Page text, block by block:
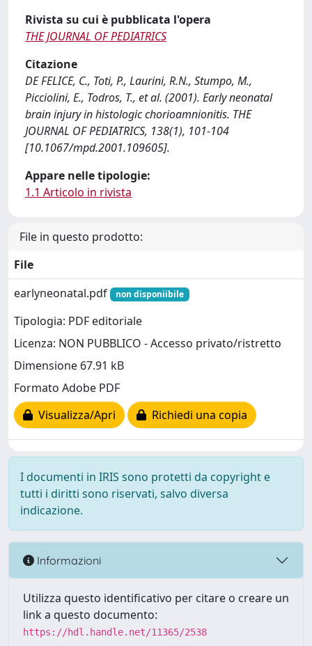
Rivista su cui è pubblicata l'opera
THE JOURNAL OF PEDIATRICS
Citazione
DE FELICE, C., Toti, P., Laurini, R.N., Stumpo, M.,
Picciolini, E., Todros, T., et al. (2001). Early neonatal
brain injury in histologic chorioamnionitis. THE
JOURNAL OF PEDIATRICS, 138(1), 101-104
[10.1067/mpd.2001.109605].
Appare nelle tipologie:
1.1 Articolo in rivista
File in questo prodotto:
File
earlyneonatal.pdf
non disponiibile
Tipologia: PDF editoriale
Licenza: NON PUBBLICO - Accesso privato/ristretto
Dimensione 67.91 kB
Formato Adobe PDF
Visualizza/Apri
Richiedi una copia
I documenti in IRIS sono protetti da copyright e
tutti i diritti sono riservati, salvo diversa
indicazione.
Informazioni
Utilizza questo identificativo per citare o creare un
link a questo documento:
https://hdl.handle.net/11365/2538